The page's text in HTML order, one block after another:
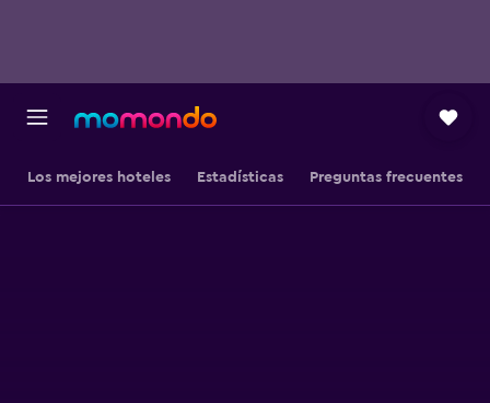
Los mejores hoteles Estadísticas Preguntas frecuentes